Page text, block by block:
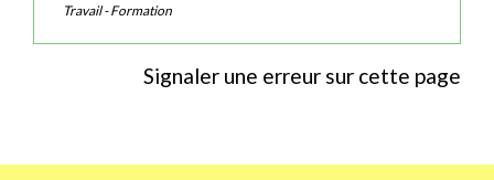
Travail - Formation
Signaler une erreur sur cette page